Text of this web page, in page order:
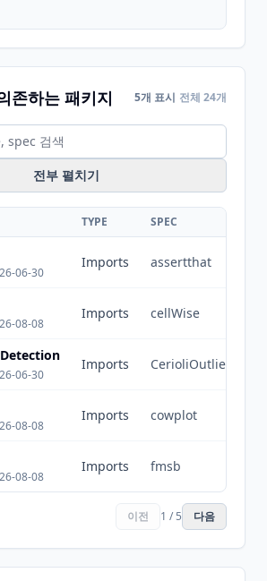
존하는 패키지 5개 표시 전체 24개
전부 펼치기
TYPE SPEC
06-30
Imports assertthat
08-08
Imports cellWise
06-30
Imports
08-08
Imports cowplot
08-08
Imports fmsb
이전 1 / 5 다음